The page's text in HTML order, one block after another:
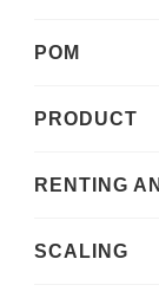
POM
PRODUCT
RENTING
SCALING